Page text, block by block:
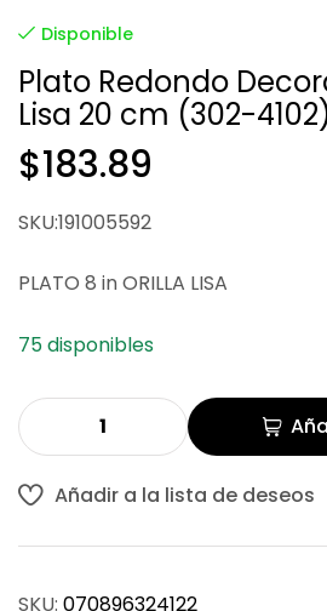
Disponible
$$
Plato Redondo
Lisa 20 cm (302-
$183.89
SKU:191005592
PLATO 8 in ORILLA LISA
75 disponibles
Añadir a la lista de deseos
SKU: 070896324122